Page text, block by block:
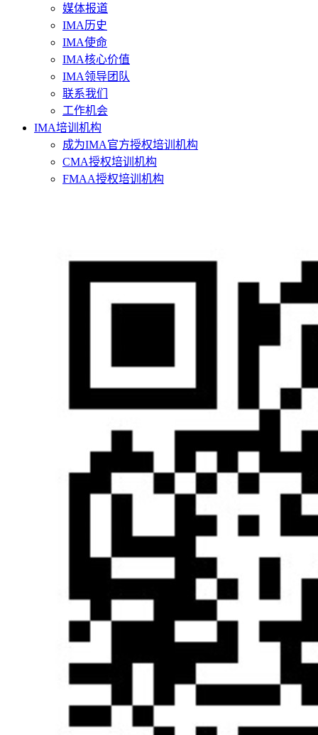
媒体报道
IMA历史
IMA使命
IMA核心价值
IMA领导团队
联系我们
工作机会
IMA培训机构
成为IMA官方授权培训机构
CMA授权培训机构
FMAA授权培训机构